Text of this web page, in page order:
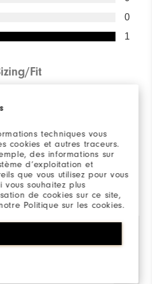
techniques vous
cookies et autres traceurs.
des informations sur
d’exploitation et
que vous utilisez pour vous
vous souhaitez plus
de cookies sur ce site,
Politique sur les cookies.
0
1
Fit
Size
par 1 client
View All